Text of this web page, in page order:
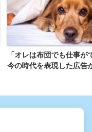
「オレは布団でも仕事が
今の時代を表現した広告